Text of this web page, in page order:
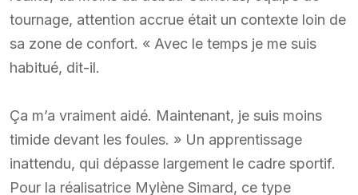
tournage, attention accrue était un contexte loin de
sa zone de confort. « Avec le temps je me suis
habitué, dit-il.
Ça m’a vraiment aidé. Maintenant, je suis moins
timide devant les foules. » Un apprentissage
inattendu, qui dépasse largement le cadre sportif.
Pour la réalisatrice Mylène Simard, ce type